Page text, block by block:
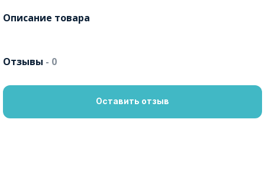
Описание товара
Отзывы - 0
Оставить отзыв